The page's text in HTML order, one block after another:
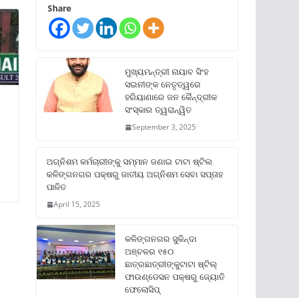
Share
ମୁଖ୍ୟମନ୍ତ୍ରୀ ନାୟାବ ସିଂହ
ସଇନୀଙ୍କ ନେତୃତ୍ୱରେ
ହରିୟାଣାରେ ଜନ କୈନ୍ଦ୍ରୀକ
ସଂସ୍କାର ତ୍ୱରାନ୍ୱିତ
September 3, 2025
ଅଗ୍ନିଶମ କର୍ମଚାରୀଙ୍କୁ ସମ୍ମାନ ଜଣାଇ ଟାଟା ଷ୍ଟିଲ
କଳିଙ୍ଗନଗର ପକ୍ଷରୁ ଜାତୀୟ ଅଗ୍ନିଶମ ସେବା ସପ୍ତାହ
ପାଳିତ
April 15, 2025
କଳିଙ୍ଗନଗର ସୁକିନ୍ଦା
ଅଞ୍ଚଳର ୧୫୦
ଛାତ୍ରଛାତ୍ରୀଙ୍କୁଟାଟା ଷ୍ଟିଲ୍
ଫାଉଣ୍ଡେସନ ପକ୍ଷରୁ ଜ୍ୟୋତି
ଫେଲୋସିପ୍‌